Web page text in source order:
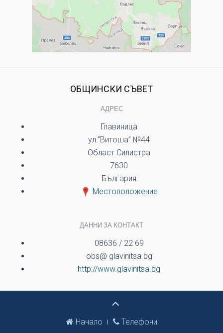
ОБЩИНСКИ СЪВЕТ
АДРЕС
Главиница
ул.”Витоша” №44
Област Силистра
7630
България
Местоположение
ДАННИ ЗА КОНТАКТ
08636 / 22 69
obs@ glavinitsa.bg
http://www.glavinitsa.bg
Начало Телефони